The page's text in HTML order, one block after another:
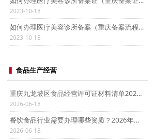
2023-10-18
如何办理医疗美容诊所备案（重庆备案流程指南）
2023-10-18
食品生产经营
重庆九龙坡区食品经营许可证材料清单2026：核心资料+避坑指南
2026-06-18
餐饮食品行业需要办理哪些资质？2026年最新清单
2026-06-18